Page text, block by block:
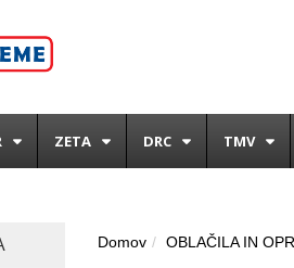
ZETA DRC TMV
Domov OBLAČILA IN